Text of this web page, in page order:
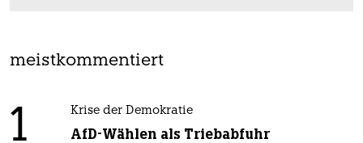
meistkommentiert
1 Krise der Demokratie
AfD-Wählen als Triebabfuhr